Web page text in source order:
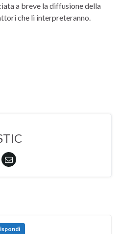
a breve la diffusione della
che li interpreteranno.